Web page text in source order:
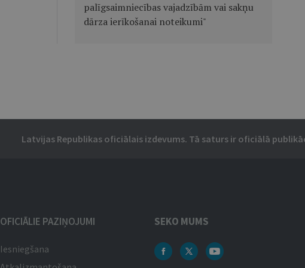
palīgsaimniecības vajadzībām vai sakņu
dārza ierīkošanai noteikumi"
Latvijas Republikas oficiālais izdevums. Tā saturs ir oficiālā
OFICIĀLIE PAZIŅOJUMI
Iesniegšana
SEKO MUMS